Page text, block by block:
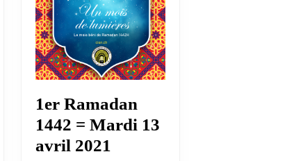
1er Ramadan
1442 = Mardi 13
avril 2021